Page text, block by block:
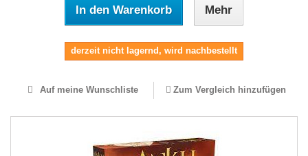
In den Warenkorb Mehr
derzeit nicht lagernd, wird nachbestellt
Auf meine Wunschliste Zum Vergleich hinzufügen